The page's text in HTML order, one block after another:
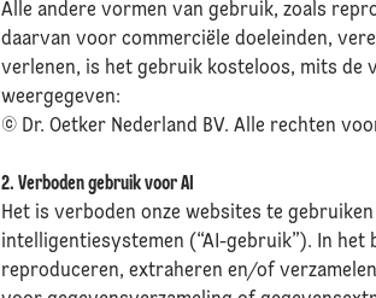
Alle andere vormen van gebruik, zoals
daarvan voor commerciële doeleinden,
verlenen, is het gebruik kosteloos, mits de
weergegeven:
© Dr. Oetker Nederland BV. Alle rechten
2. Verboden gebruik voor AI
Het is verboden onze websites te
intelligentiesystemen (“AI-gebruik”). In
reproduceren, extraheren en/of